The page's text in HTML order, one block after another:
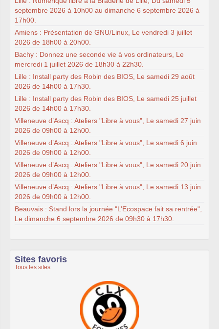
septembre 2026 à 10h00 au dimanche 6 septembre 2026 à
17h00.
Amiens : Présentation de GNU/Linux, Le vendredi 3 juillet
2026 de 18h00 à 20h00.
Bachy : Donnez une seconde vie à vos ordinateurs, Le
mercredi 1 juillet 2026 de 18h30 à 22h30.
Lille : Install party des Robin des BIOS, Le samedi 29 août
2026 de 14h00 à 17h30.
Lille : Install party des Robin des BIOS, Le samedi 25 juillet
2026 de 14h00 à 17h30.
Villeneuve d’Ascq : Ateliers "Libre à vous", Le samedi 27 juin
2026 de 09h00 à 12h00.
Villeneuve d’Ascq : Ateliers "Libre à vous", Le samedi 6 juin
2026 de 09h00 à 12h00.
Villeneuve d’Ascq : Ateliers "Libre à vous", Le samedi 20 juin
2026 de 09h00 à 12h00.
Villeneuve d’Ascq : Ateliers "Libre à vous", Le samedi 13 juin
2026 de 09h00 à 12h00.
Beauvais : Stand lors la journée "L’Ecospace fait sa rentrée",
Le dimanche 6 septembre 2026 de 09h30 à 17h30.
Sites favoris
Tous les sites